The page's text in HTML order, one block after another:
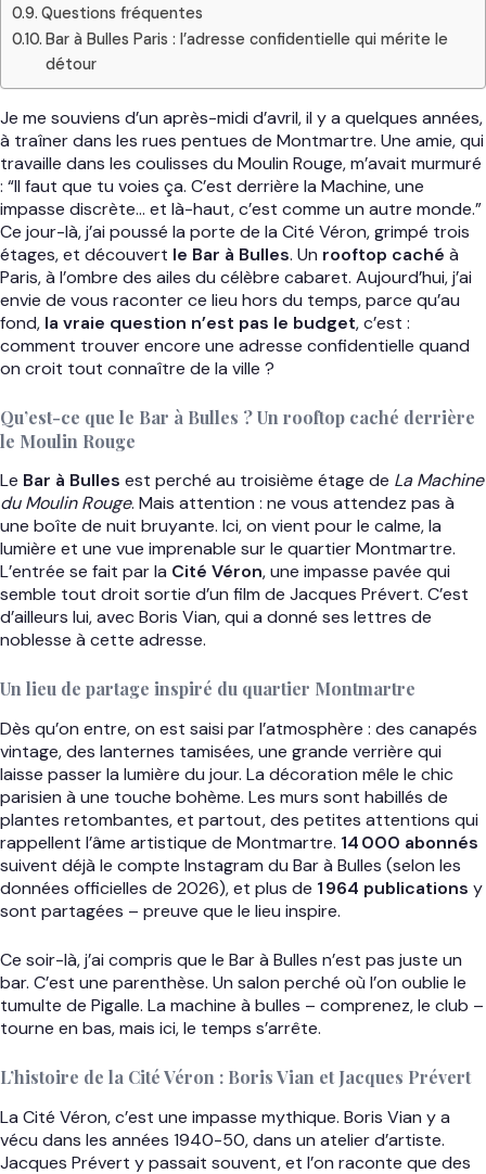
Questions fréquentes
Bar à Bulles Paris : l’adresse confidentielle qui mérite le
détour
Je me souviens d’un après-midi d’avril, il y a quelques années,
à traîner dans les rues pentues de Montmartre. Une amie, qui
travaille dans les coulisses du Moulin Rouge, m’avait murmuré
: “Il faut que tu voies ça. C’est derrière la Machine, une
impasse discrète… et là-haut, c’est comme un autre monde.”
Ce jour-là, j’ai poussé la porte de la Cité Véron, grimpé trois
étages, et découvert le Bar à Bulles. Un rooftop caché à
Paris, à l’ombre des ailes du célèbre cabaret. Aujourd’hui, j’ai
envie de vous raconter ce lieu hors du temps, parce qu’au
fond, la vraie question n’est pas le budget, c’est :
comment trouver encore une adresse confidentielle quand
on croit tout connaître de la ville ?
Qu’est-ce que le Bar à Bulles ? Un rooftop caché derrière
le Moulin Rouge
Le Bar à Bulles est perché au troisième étage de La Machine
du Moulin Rouge. Mais attention : ne vous attendez pas à
une boîte de nuit bruyante. Ici, on vient pour le calme, la
lumière et une vue imprenable sur le quartier Montmartre.
L’entrée se fait par la Cité Véron, une impasse pavée qui
semble tout droit sortie d’un film de Jacques Prévert. C’est
d’ailleurs lui, avec Boris Vian, qui a donné ses lettres de
noblesse à cette adresse.
Un lieu de partage inspiré du quartier Montmartre
Dès qu’on entre, on est saisi par l’atmosphère : des canapés
vintage, des lanternes tamisées, une grande verrière qui
laisse passer la lumière du jour. La décoration mêle le chic
parisien à une touche bohème. Les murs sont habillés de
plantes retombantes, et partout, des petites attentions qui
rappellent l’âme artistique de Montmartre. 14 000 abonnés
suivent déjà le compte Instagram du Bar à Bulles (selon les
données officielles de 2026), et plus de 1 964 publications y
sont partagées – preuve que le lieu inspire.
Ce soir-là, j’ai compris que le Bar à Bulles n’est pas juste un
bar. C’est une parenthèse. Un salon perché où l’on oublie le
tumulte de Pigalle. La machine à bulles – comprenez, le club –
tourne en bas, mais ici, le temps s’arrête.
L’histoire de la Cité Véron : Boris Vian et Jacques Prévert
La Cité Véron, c’est une impasse mythique. Boris Vian y a
vécu dans les années 1940-50, dans un atelier d’artiste.
Jacques Prévert y passait souvent, et l’on raconte que des